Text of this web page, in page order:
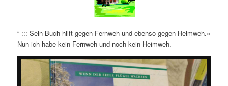
“ ::: Sein Buch hilft gegen Fernweh und ebenso gegen Heimweh.«
Nun ich habe kein Fernweh und noch kein Heimweh.